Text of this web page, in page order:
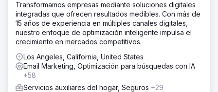
Transformamos empresas mediante soluciones digitales
integradas que ofrecen resultados medibles. Con más de
15 años de experiencia en múltiples canales digitales,
nuestro enfoque de optimización inteligente impulsa el
crecimiento en mercados competitivos.
Los Angeles, California, United States
Email Marketing, Optimización para búsquedas con IA
+58
Servicios auxiliares del hogar, Seguros +29